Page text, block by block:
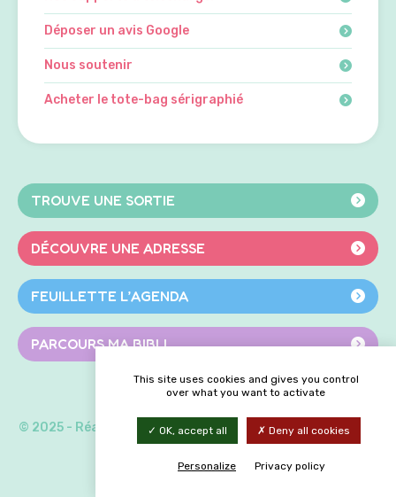
Déposer un avis Google
Nous soutenir
Acheter le tote-bag sérigraphié
TROUVE UNE SORTIE
DÉCOUVRE UNE ADRESSE
FEUILLETTE L’AGENDA
PARCOURS MA BIBLI
© 2025 - Réalisé par Navie|Mentions légales | Politique de
confidentialité|Cookies
This site uses cookies and gives you control
over what you want to activate
OK, accept all Deny all cookies
Personalize Privacy policy